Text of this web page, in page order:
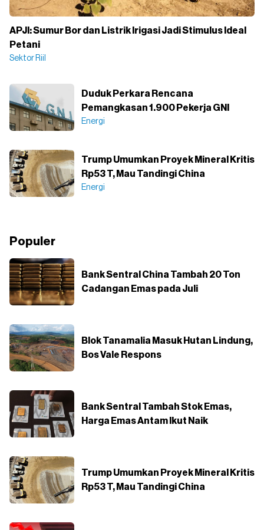
APJI: Sumur Bor dan Listrik Irigasi Jadi Stimulus Ideal
Petani
Sektor Riil
Duduk Perkara Rencana
Pemangkasan 1.900 Pekerja GNI
Energi
Trump Umumkan Proyek Mineral Kritis
Rp53 T, Mau Tandingi China
Energi
Populer
Bank Sentral China Tambah 20 Ton
Cadangan Emas pada Juli
Blok Tanamalia Masuk Hutan Lindung,
Bos Vale Respons
Bank Sentral Tambah Stok Emas,
Harga Emas Antam Ikut Naik
Trump Umumkan Proyek Mineral Kritis
Rp53 T, Mau Tandingi China